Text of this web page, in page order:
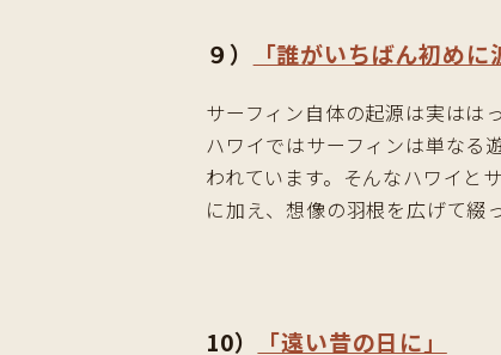
９） 「誰がいちばん初めに
サーフィン自体の起源は実はは
ハワイではサーフィンは単なる
われています。そんなハワイと
に加え、想像の羽根を広げて綴
10） 「遠い昔の日に」